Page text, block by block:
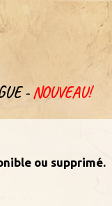
-NOUVEAU!
ou supprimé.